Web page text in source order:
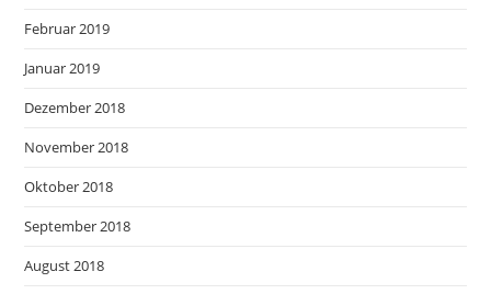
Februar 2019
Januar 2019
Dezember 2018
November 2018
Oktober 2018
September 2018
August 2018